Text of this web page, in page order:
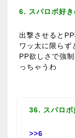
6. スパロボ好
出撃させると
ワッ太に限らず
PP欲しさで強
っちゃうわ
36. スパロボ
>>6